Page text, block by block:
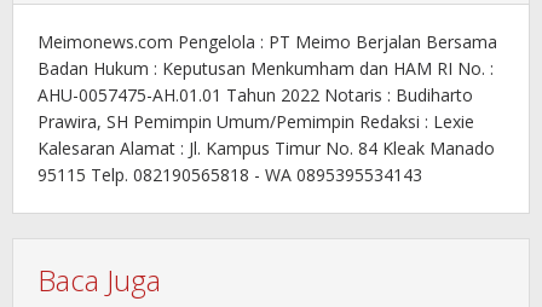
Meimonews.com Pengelola : PT Meimo Berjalan Bersama
Badan Hukum : Keputusan Menkumham dan HAM RI No. :
AHU-0057475-AH.01.01 Tahun 2022 Notaris : Budiharto
Prawira, SH Pemimpin Umum/Pemimpin Redaksi : Lexie
Kalesaran Alamat : Jl. Kampus Timur No. 84 Kleak Manado
95115 Telp. 082190565818 - WA 0895395534143
Baca Juga